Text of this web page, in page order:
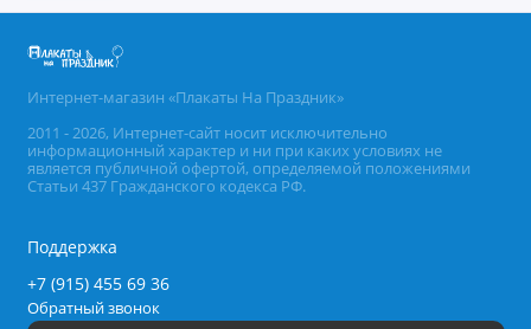
Интернет-магазин «Плакаты На Праздник»
2011 - 2026, Интернет-сайт носит исключительно
информационный характер и ни при каких условиях не
является публичной офертой, определяемой положениями
Статьи 437 Гражданского кодекса РФ.
Поддержка
+7 (915) 455 69 36
Обратный звонок